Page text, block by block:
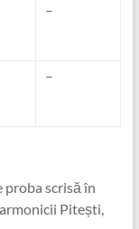
–
–
scrisă în
Pitești,